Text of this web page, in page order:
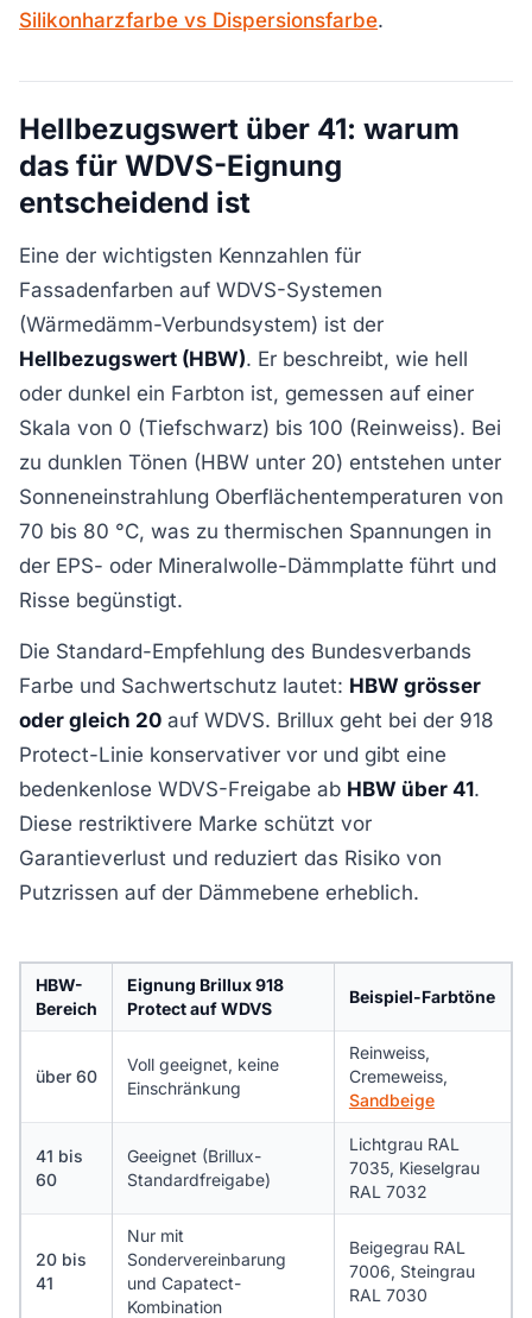
Silikonharzfarbe vs Dispersionsfarbe.
Hellbezugswert über 41: warum
das für WDVS-Eignung
entscheidend ist
Eine der wichtigsten Kennzahlen für
Fassadenfarben auf WDVS-Systemen
(Wärmedämm-Verbundsystem) ist der
Hellbezugswert (HBW). Er beschreibt, wie hell
oder dunkel ein Farbton ist, gemessen auf einer
Skala von 0 (Tiefschwarz) bis 100 (Reinweiss). Bei
zu dunklen Tönen (HBW unter 20) entstehen unter
Sonneneinstrahlung Oberflächentemperaturen von
70 bis 80 °C, was zu thermischen Spannungen in
der EPS- oder Mineralwolle-Dämmplatte führt und
Risse begünstigt.
Die Standard-Empfehlung des Bundesverbands
Farbe und Sachwertschutz lautet: HBW grösser
oder gleich 20 auf WDVS. Brillux geht bei der 918
Protect-Linie konservativer vor und gibt eine
bedenkenlose WDVS-Freigabe ab HBW über 41.
Diese restriktivere Marke schützt vor
Garantieverlust und reduziert das Risiko von
Putzrissen auf der Dämmebene erheblich.
HBW-
Bereich
Eignung Brillux 918
Protect auf WDVS
Beispiel-Farbtöne
über 60
Voll geeignet, keine
Einschränkung
Reinweiss,
Cremeweiss,
Sandbeige
41 bis
60
Geeignet (Brillux-
Standardfreigabe)
Lichtgrau RAL
7035, Kieselgrau
RAL 7032
20 bis
41
Nur mit
Sondervereinbarung
und Capatect-
Kombination
Beigegrau RAL
7006, Steingrau
RAL 7030